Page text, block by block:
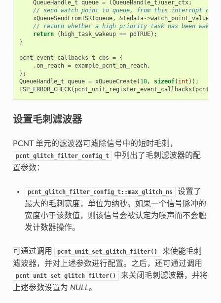
QueueHandle_t queue = (QueueHandle_t ) user_ctx;
// send watch point to queue, from this interrupt
xQueueSendFromISR(queue, &(edata->watch_point_value
// return whether a high priority task has been
return
( high_task_wakeup == pdTRUE);
}
pcnt_event_callbacks_t cbs = {
.on_reach = example_pcnt_on_reach,
};
QueueHandle_t queue = xQueueCreate( 10, sizeof( int ));
ESP_ERROR_CHECK( pcnt_unit_register_event_callbacks (
设置毛刺滤波器
PCNT 单元的滤波器可滤除信号中的短时毛刺，
pcnt_glitch_filter_config_t
中列出了毛刺滤波器的配
置参数：
pcnt_glitch_filter_config_t::max_glitch_ns
设置了
最大的毛刺宽度，单位为纳秒。如果一个信号脉冲的
宽度小于该数值，则该信号会被认定为噪声而不会触
发计数器操作。
可通过调用 pcnt_unit_set_glitch_filter()
来使能毛刺
滤波器，并对上述参数进行配置。之后，还可通过调用
pcnt_unit_set_glitch_filter()
来关闭毛刺滤波器，并将
上述参数设置为 NULL。